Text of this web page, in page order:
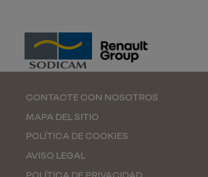
CONTACTE CON NOSOTROS
MAPA DEL SITIO
POLÍTICA DE COOKIES
AVISO LEGAL
POLÍTICA DE PRIVACIDAD